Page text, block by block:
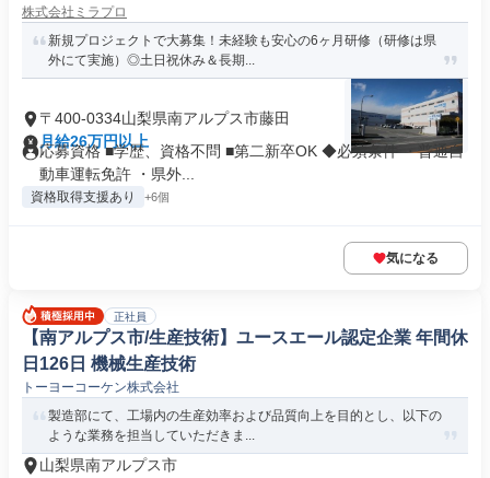
株式会社ミラプロ
新規プロジェクトで大募集！未経験も安心の6ヶ月研修（研修は県
外にて実施）◎土日祝休み＆長期...
〒400-0334山梨県南アルプス市藤田
月給26万円以上
応募資格 ■学歴、資格不問 ■第二新卒OK ◆必須条件 ・普通自
動車運転免許 ・県外...
資格取得支援あり +6個
気になる
正社員
【南アルプス市/生産技術】ユースエール認定企業 年間休
日126日 機械生産技術
トーヨーコーケン株式会社
製造部にて、工場内の生産効率および品質向上を目的とし、以下の
ような業務を担当していただきま...
山梨県南アルプス市